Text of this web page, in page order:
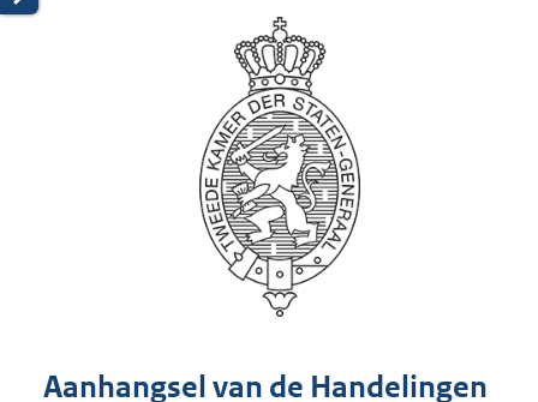
Aanhangsel van de Handelingen